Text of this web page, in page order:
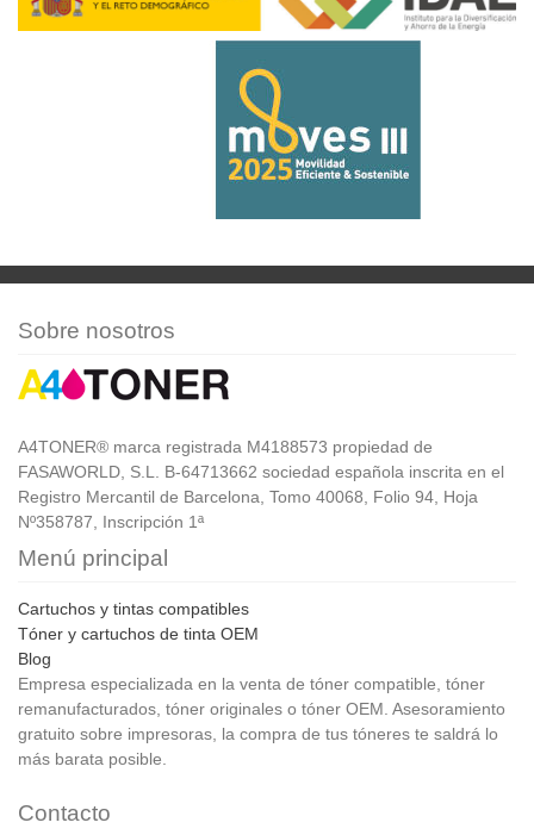
Sobre nosotros
A4TONER® marca registrada M4188573 propiedad de
FASAWORLD, S.L. B-64713662 sociedad española inscrita en el
Registro Mercantil de Barcelona, Tomo 40068, Folio 94, Hoja
Nº358787, Inscripción 1ª
Menú principal
Cartuchos y tintas compatibles
Tóner y cartuchos de tinta OEM
Blog
Empresa especializada en la venta de tóner compatible, tóner
remanufacturados, tóner originales o tóner OEM. Asesoramiento
gratuito sobre impresoras, la compra de tus tóneres te saldrá lo
más barata posible.
Contacto